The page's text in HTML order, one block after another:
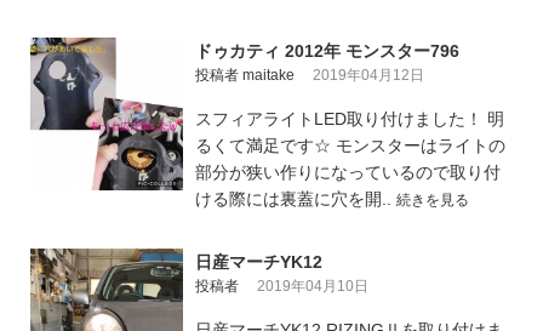
ドゥカティ 2012年 モンスター796
投稿者 maitake 2019年04月12日
スフィアライトLED取り付けました！ 明
るくて満足です☆ モンスターはライトの
部分が狭い作りになっているので取り付
ける際には裏蓋に穴を開.. 続きを見る
日産マーチYK12
投稿者 2019年04月10日